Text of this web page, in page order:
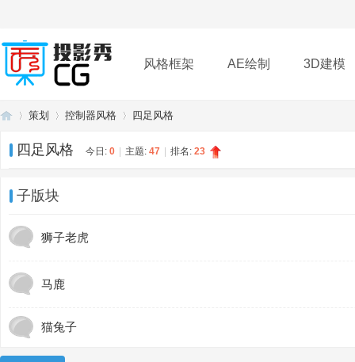
风格框架 AE绘制 3D建模
插件 帮助 下载
策划 控制器风格 四足风格
四足风格 今日: 0 主题: 47 排名: 23
子版块
狮子老虎
马鹿
猫兔子